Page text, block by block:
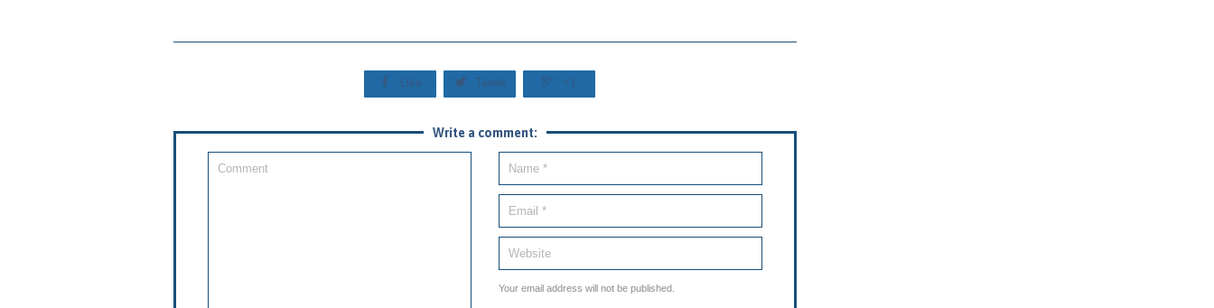
 Like  Tweet  +1
Write a comment:
Your email address will not be published.